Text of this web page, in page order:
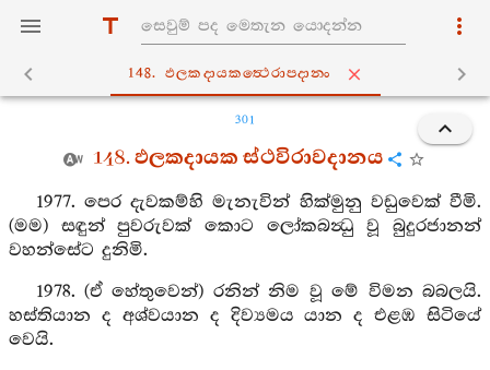
148. ඵලකදායකත්‍ථෙරාපදානං
301
148. ඵලකදායක ස්ථවිරාවදානය
1977. පෙර දැවකම්හි මැනැවින් හික්මුනු වඩුවෙක් වීමි.
(මම) සඳුන් පුවරුවක් කොට ලෝකබන්‍ධු වූ බුදුරජානන්
වහන්සේට දුනිමි.
1978. (ඒ හේතුවෙන්) රනින් නිම වූ මේ විමන බබලයි.
හස්තියාන ද අශ්වයාන ද දිව්‍යමය යාන ද එළඹ සිටියේ
වෙයි.